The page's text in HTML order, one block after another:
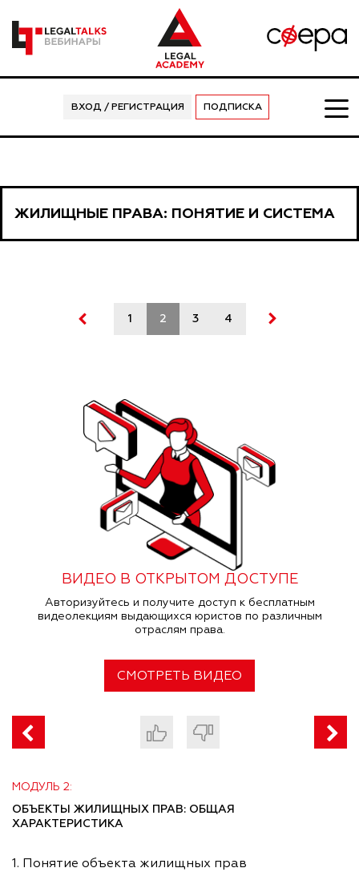
ВХОД / РЕГИСТРАЦИЯ ПОДПИСКА
ЖИЛИЩНЫЕ ПРАВА: ПОНЯТИЕ И СИСТЕМА
1 2 3 4
ВИДЕО В ОТКРЫТОМ ДОСТУПЕ
Авторизуйтесь и получите доступ к бесплатным
видеолекциям выдающихся юристов по различным
отраслям права.
СМОТРЕТЬ ВИДЕО
МОДУЛЬ 2:
ОБЪЕКТЫ ЖИЛИЩНЫХ ПРАВ: ОБЩАЯ
ХАРАКТЕРИСТИКА
1. Понятие объекта жилищных прав